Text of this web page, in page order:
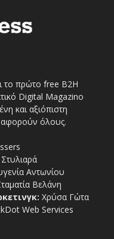
το πρώτο free Β2Η
Digital Magazino
και αξιόπιστη
όλους.
Αντωνίου
Βελάνη
Χρύσα Γώτα
Web Services